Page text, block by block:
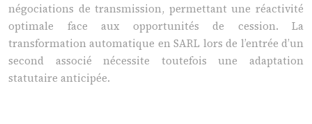
négociations de transmission, permettant une réactivité
optimale face aux opportunités de cession. La
transformation automatique en SARL lors de l’entrée d’un
second associé nécessite toutefois une adaptation
statutaire anticipée.